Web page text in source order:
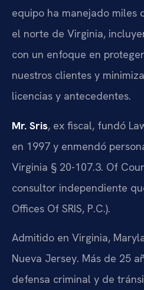
equipo ha manejado miles
el norte de Virginia,
con un enfoque en
nuestros clientes y
licencias y antecedentes.
Mr. Sris, ex fiscal, fundó
en 1997 y enmendó
Virginia § 20-107.3. Of
consultor independiente
Offices Of SRIS, P.C.).
Admitido en Virginia,
Nueva Jersey. Más de 25
defensa criminal y de